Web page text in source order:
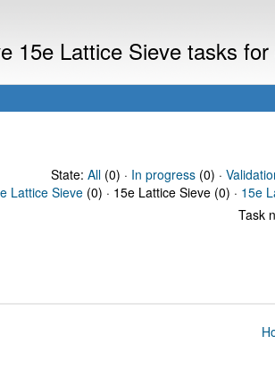
15e Lattice Sieve tasks
State: All(0) · In progress(0) ·
Lattice Sieve (0) · 15e Lattice Sieve (0) · 15e
Task